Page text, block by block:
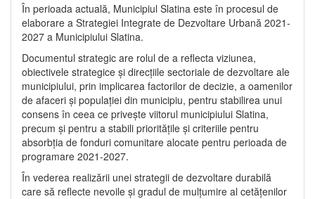
În perioada actuală, Municipiul Slatina este în procesul de
elaborare a Strategiei Integrate de Dezvoltare Urbană 2021‐
2027 a Municipiului Slatina.
Documentul strategic are rolul de a reflecta viziunea,
obiectivele strategice și direcțiile sectoriale de dezvoltare ale
municipiului, prin implicarea factorilor de decizie, a oamenilor
de afaceri și populației din municipiu, pentru stabilirea unui
consens în ceea ce privește viitorul municipiului Slatina,
precum și pentru a stabili prioritățile și criteriile pentru
absorbția de fonduri comunitare alocate pentru perioada de
programare 2021-2027.
În vederea realizării unei strategii de dezvoltare durabilă
care să reflecte nevoile și gradul de mulțumire al cetățenilor